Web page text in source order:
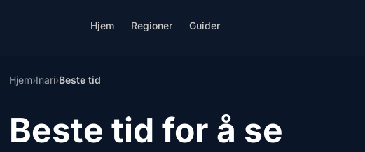
Hjem Regioner Guider
Hjem›Inari›Beste tid
Beste tid for å se